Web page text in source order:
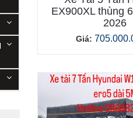
EX900XL thùng
2026
Giá: